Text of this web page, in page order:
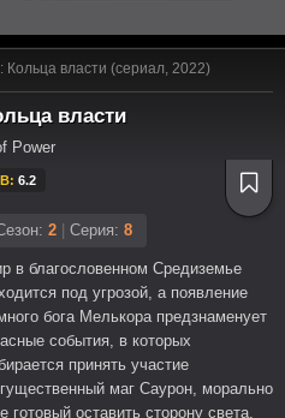
Кольца власти (сериал, 2022)
власти
Power
6.2
2 Серия: 8
в благословенном Средиземье
под угрозой, а появление
бога Мелькора предзнаменует
события, в которых
принять участие
маг Саурон, морально
готовый оставить сторону света.